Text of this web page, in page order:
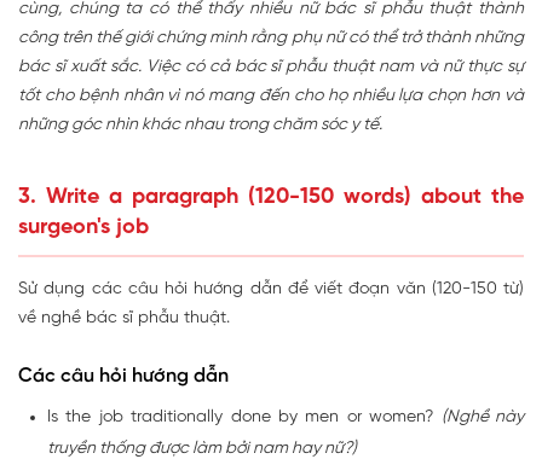
cùng, chúng ta có thể thấy nhiều nữ bác sĩ phẫu thuật thành
công trên thế giới chứng minh rằng phụ nữ có thể trở thành những
bác sĩ xuất sắc. Việc có cả bác sĩ phẫu thuật nam và nữ thực sự
tốt cho bệnh nhân vì nó mang đến cho họ nhiều lựa chọn hơn và
những góc nhìn khác nhau trong chăm sóc y tế.
3. Write a paragraph (120-150 words) about the
surgeon's job
Sử dụng các câu hỏi hướng dẫn để viết đoạn văn (120-150 từ)
về nghề bác sĩ phẫu thuật.
Các câu hỏi hướng dẫn
Is the job traditionally done by men or women? (Nghề này
truyền thống được làm bởi nam hay nữ?)